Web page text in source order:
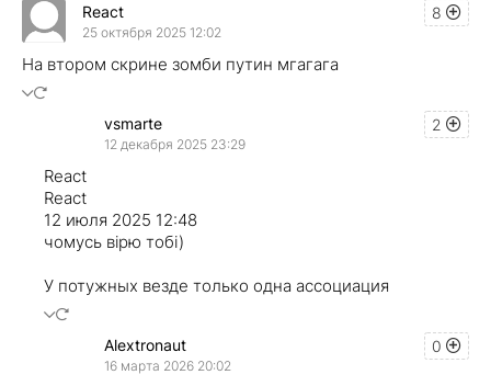
8
React
25 октября 2025 12:02
На втором скрине зомби путин мгагага
2
vsmarte
12 декабря 2025 23:29
React
React
12 июля 2025 12:48
чомусь вiрю тобi)
У потужных везде только одна ассоциация
0
Alextronaut
16 марта 2026 20:02